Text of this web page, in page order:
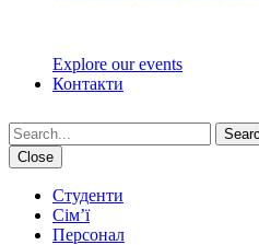
Explore our events
Контакти
Close
Студенти
Сім’ї
Персонал